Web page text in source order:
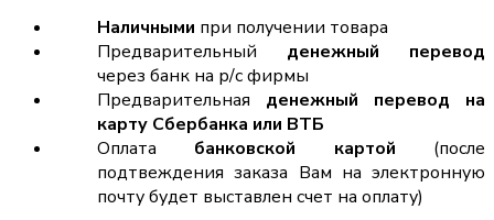
Наличными при получении товара
Предварительный денежный перевод
через банк на р/с фирмы
Предварительная денежный перевод на
карту Сбербанка или ВТБ
Оплата банковской картой (после
подтвеждения заказа Вам на электронную
почту будет выставлен счет на оплату)